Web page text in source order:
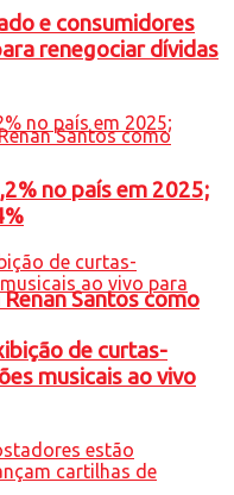
Santos como
e consumidores
renegociar dívidas
no país em 2025;
de curtas-
musicais ao vivo